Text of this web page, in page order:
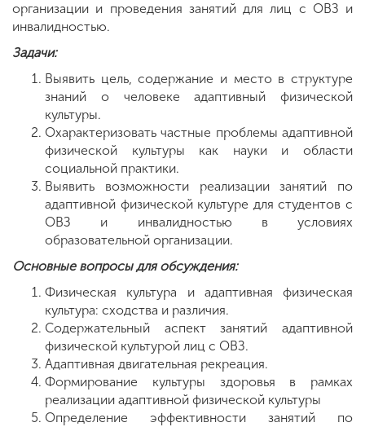
организации и проведения занятий для лиц с ОВЗ и
инвалидностью.
Задачи:
Выявить цель, содержание и место в структуре
знаний о человеке адаптивный физической
культуры.
Охарактеризовать частные проблемы адаптивной
физической культуры как науки и области
социальной практики.
Выявить возможности реализации занятий по
адаптивной физической культуре для студентов с
ОВЗ и инвалидностью в условиях
образовательной организации.
Основные вопросы для обсуждения:
Физическая культура и адаптивная физическая
культура: сходства и различия.
Содержательный аспект занятий адаптивной
физической культурой лиц с ОВЗ.
Адаптивная двигательная рекреация.
Формирование культуры здоровья в рамках
реализации адаптивной физической культуры
Определение эффективности занятий по